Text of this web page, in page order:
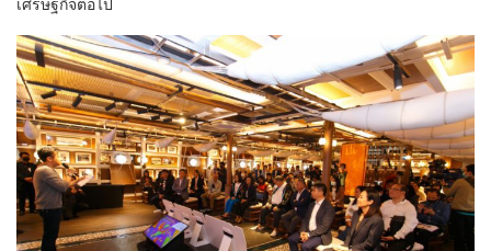
เศรษฐกิจต่อไป